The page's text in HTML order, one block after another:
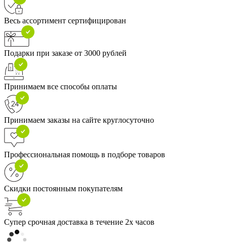
Весь ассортимент сертифицирован
Подарки при заказе от 3000 рублей
Принимаем все способы оплаты
Принимаем заказы на сайте круглосуточно
Профессиональная помощь в подборе товаров
Скидки постоянным покупателям
Супер срочная доставка в течение 2х часов